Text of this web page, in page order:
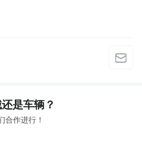
是车辆？
合作进行！